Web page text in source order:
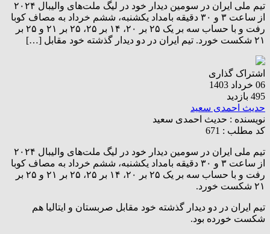
تیم ملی ایران در سومین دیدار خود در لیگ ملت‌های والیبال ۲۰۲۴
از ساعت ۳ و ۳۰ دقیقه بامداد یکشنبه، ششم خرداد به مصاف کوبا
رفت و با حساب سه بر یک ۲۵ بر ۲۰، ۱۴ بر ۲۵، ۲۵ بر ۲۱ و ۲۵ بر
۲۱ شکست خورد. تیم ایران در دو دیدار گذشته خود مقابل […]
اشتراک گذاری
06 خرداد 1403
495 بازدید
حدیث احمدی سعید
نویسنده : حدیث احمدی سعید
کد مطلب : 671
تیم ملی ایران در سومین دیدار خود در لیگ ملت‌های والیبال ۲۰۲۴
از ساعت ۳ و ۳۰ دقیقه بامداد یکشنبه، ششم خرداد به مصاف کوبا
رفت و با حساب سه بر یک ۲۵ بر ۲۰، ۱۴ بر ۲۵، ۲۵ بر ۲۱ و ۲۵ بر
۲۱ شکست خورد.
تیم ایران در دو دیدار گذشته خود مقابل صربستان و ایتالیا هم
شکست خورده بود.